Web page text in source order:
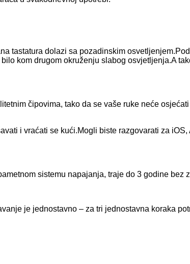
tastatura dolazi sa pozadinskim
kom drugom okruženju slabog osvjetljenja.A
čipovima, tako da se vaše ruke neće
i vraćati se kući.Mogli biste razgovarati za
sistemu napajanja, traje do 3 godine bez
je jednostavno – za tri jednostavna koraka